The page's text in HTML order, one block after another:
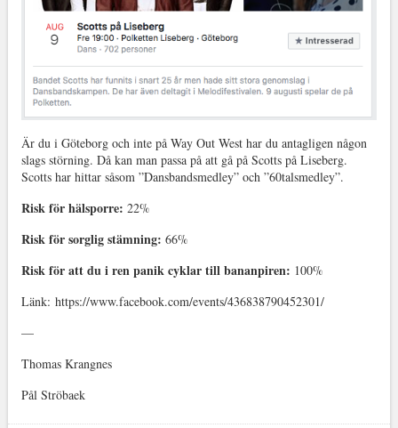
Är du i Göteborg och inte på Way Out West har du antagligen någon
slags störning. Då kan man passa på att gå på Scotts på Liseberg.
Scotts har hittar såsom ”Dansbandsmedley” och ”60talsmedley”.
Risk för hälsporre: 22%
Risk för sorglig stämning: 66%
Risk för att du i ren panik cyklar till bananpiren: 100%
Länk: https://www.facebook.com/events/436838790452301/
—
Thomas Krangnes
Pål Ströbaek